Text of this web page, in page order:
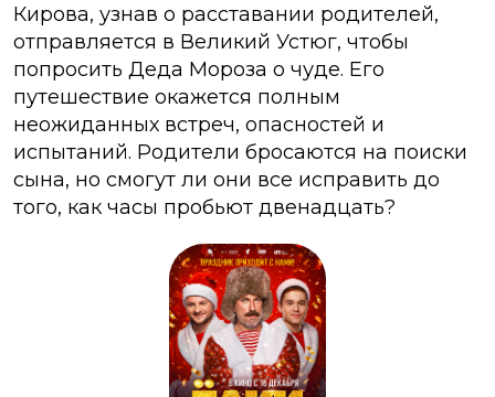
Кирова, узнав о расставании родителей,
отправляется в Великий Устюг, чтобы
попросить Деда Мороза о чуде. Его
путешествие окажется полным
неожиданных встреч, опасностей и
испытаний. Родители бросаются на поиски
сына, но смогут ли они все исправить до
того, как часы пробьют двенадцать?